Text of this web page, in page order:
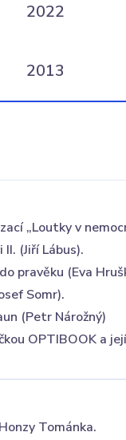
2022
2013
„Loutky v
(Jiří Lábus).
pravěku (Eva
Somr).
(Petr Nárožný)
OPTIBOOK a
Tománka.